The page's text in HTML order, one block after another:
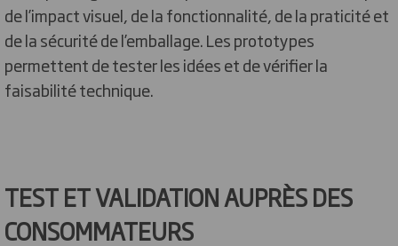
de l’impact visuel, de la fonctionnalité, de la praticité et
de la sécurité de l’emballage. Les prototypes
permettent de tester les idées et de vérifier la
faisabilité technique.
TEST ET VALIDATION AUPRÈS DES
CONSOMMATEURS